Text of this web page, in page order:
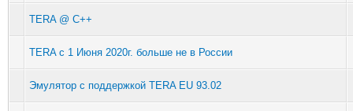
TERA @ C++
TERA с 1 Июня 2020г. больше не в России
Эмулятор с поддержкой TERA EU 93.02